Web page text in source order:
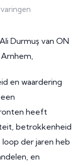
Durmuş van ON
en waardering
heeft
betrokkenheid
der jaren heb
en